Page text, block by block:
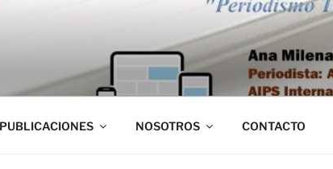
PUBLICACIONES NOSOTROS CONTACTO